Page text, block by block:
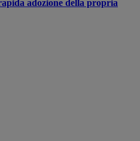
adozione della propria